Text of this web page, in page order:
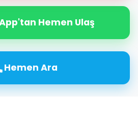
Hemen Ulaş
Hemen Ara